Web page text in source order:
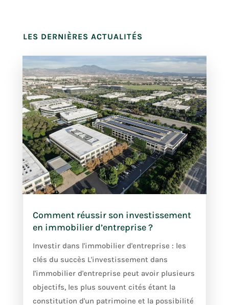
LES DERNIÈRES ACTUALITÉS
Comment réussir son investissement
en immobilier d’entreprise ?
Investir dans l'immobilier d'entreprise : les
clés du succès L'investissement dans
l'immobilier d'entreprise peut avoir plusieurs
objectifs, les plus souvent cités étant la
constitution d'un patrimoine et la possibilité